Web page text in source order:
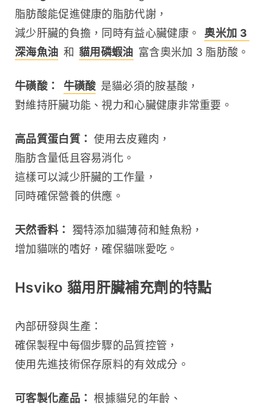
脂肪酸能促進健康的脂肪代謝，
減少肝臟的負擔，同時有益心臟健康。
奧米加 3
深海魚油 和 貓用磷蝦油 富含奧米加 3 脂肪酸。
牛磺酸： 牛磺酸 是貓必須的胺基酸，
對維持肝臟功能、視力和心臟健康非常重要。
高品質蛋白質： 使用去皮雞肉，
脂肪含量低且容易消化。
這樣可以減少肝臟的工作量，
同時確保營養的供應。
天然香料：
獨特添加貓薄荷和鮭魚粉，
增加貓咪的嗜好，確保貓咪愛吃。
Hsviko 貓用肝臟補充劑的特點
內部研發與生產：
確保製程中每個步驟的品質控管，
使用先進技術保存原料的有效成分。
可客製化產品： 根據貓兒的年齡、